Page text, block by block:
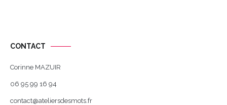
CONTACT
Corinne MAZUIR
06 95 99 16 94
contact@ateliersdesmots.fr